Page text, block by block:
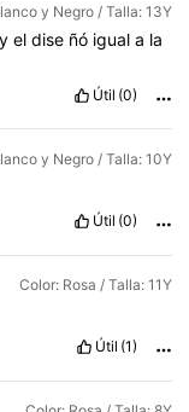
y Negro / Talla: 13Y
yeldise ñó iguala la
Útil (0)
y Negro / Talla: 10Y
Útil (0)
Color: Rosa / Talla: 11Y
Útil (1)